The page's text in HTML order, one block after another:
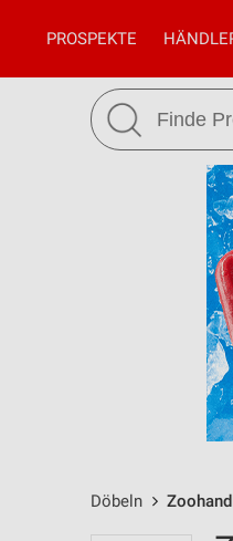
PROSPEKTE
Döbeln